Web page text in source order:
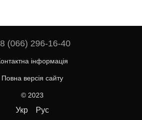
(066) 296-16-40
інформація
Повна версія сайту
© 2023
Укр Рус